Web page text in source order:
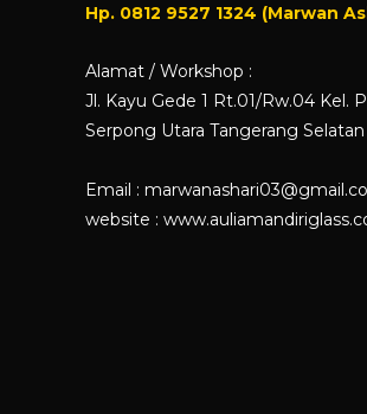
Hp. 0812 9527 1324 (Marwan
Alamat / Workshop :
Jl. Kayu Gede 1 Rt.01/Rw.04 Kel.
Serpong Utara Tangerang
Email :
website :